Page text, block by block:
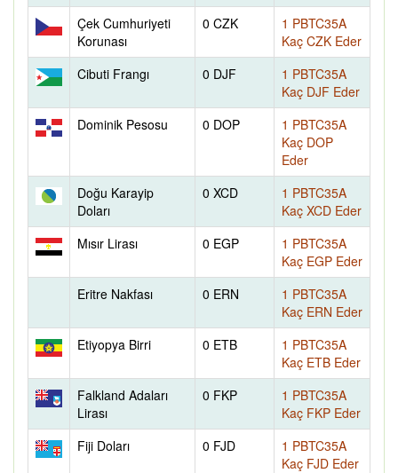
Çek Cumhuriyeti
Korunası
0 CZK
1 PBTC35A
Kaç CZK Eder
Cibuti Frangı
0 DJF
1 PBTC35A
Kaç DJF Eder
Dominik Pesosu
0 DOP
1 PBTC35A
Kaç DOP
Eder
Doğu Karayip
Doları
0 XCD
1 PBTC35A
Kaç XCD Eder
Mısır Lirası
0 EGP
1 PBTC35A
Kaç EGP Eder
Eritre Nakfası
0 ERN
1 PBTC35A
Kaç ERN Eder
Etiyopya Birri
0 ETB
1 PBTC35A
Kaç ETB Eder
Falkland Adaları
Lirası
0 FKP
1 PBTC35A
Kaç FKP Eder
Fiji Doları
0 FJD
1 PBTC35A
Kaç FJD Eder